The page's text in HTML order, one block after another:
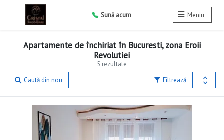
Sună acum Meniu
5 rezultate
Apartamente de închiriat în Bucuresti, zona Eroii
Revolutiei
Filtrează
Caută din nou